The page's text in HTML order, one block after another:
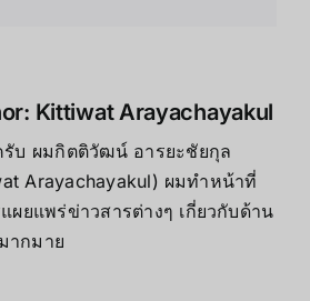
Kittiwat Arayachayakul
รับ ผมกิตติวัฒน์ อารยะชัยกุล
Arayachayakul) ผมทำหน้าที่
ผยแพร่ข่าวสารต่างๆ เกี่ยวกับด้าน
ากมาย